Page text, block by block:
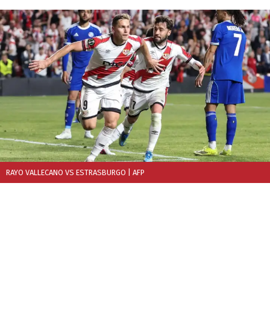
RAYO VALLECANO VS ESTRASBURGO | AFP